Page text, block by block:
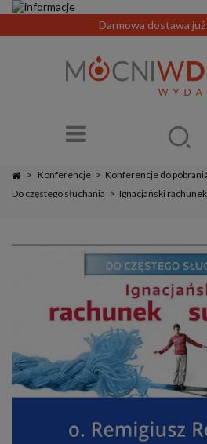
Darmowa dostawa już
> Konferencje > Konferencje do pobrania
Do częstego słuchania > Ignacjański